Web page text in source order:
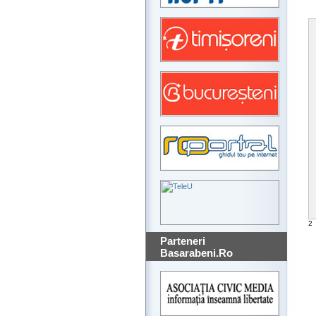
Parteneri
Basarabeni.Ro
2